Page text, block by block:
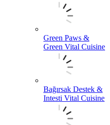
Green Paws &
Green Vital Cuisine
Bağırsak Destek &
Intesti Vital Cuisine